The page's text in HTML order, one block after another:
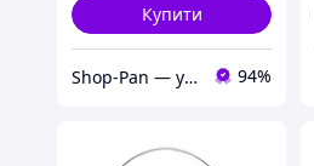
Купити
Shop-Pan — усе для відпочинку, дому та натхнення! 94%